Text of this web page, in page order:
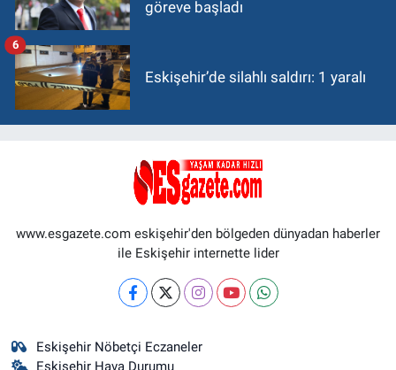
göreve başladı
Eskişehir’de silahlı saldırı: 1 yaralı
6
www.esgazete.com eskişehir'den bölgeden dünyadan haberler
ile Eskişehir internette lider
Eskişehir Nöbetçi Eczaneler
Eskişehir Hava Durumu